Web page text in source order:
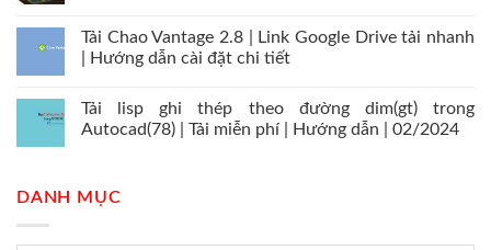
Tải Chao Vantage 2.8 | Link Google Drive tải nhanh
| Hướng dẫn cài đặt chi tiết
Tải lisp ghi thép theo đường dim(gt) trong
Autocad(78) | Tải miễn phí | Hướng dẫn | 02/2024
DANH MỤC